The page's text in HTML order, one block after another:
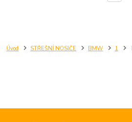
Úvod STŘEŠNÍ NOSIČE BMW 1